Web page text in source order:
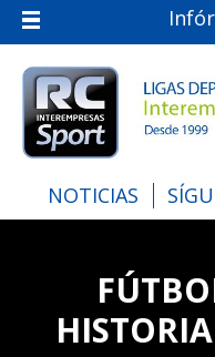
NOTICIAS
Inicio
Nosotros
Información
Calendarios